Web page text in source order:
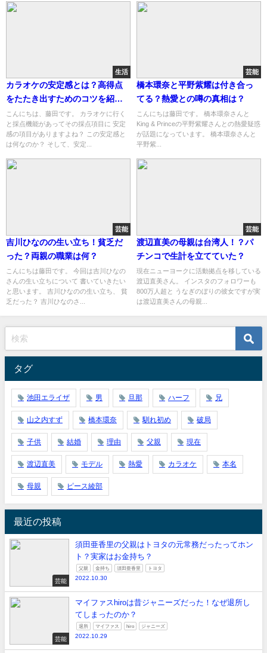
生活
カラオケの安定感とは？高得点
をたたき出すためのコツを紹
介！
こんにちは、藤田です。 カラオケに行く
と採点機能があってその採点項目に 安定
感の項目がありますよね？ この安定感と
は何なのか？ そして、安定...
芸能
橋本環奈と平野紫耀は付き合っ
てる？熱愛との噂の真相は？
こんにちは藤田です。 橋本環奈さんと
King & Princeの平野紫耀さんとの熱愛疑惑
が話題になっています。 橋本環奈さんと
平野紫...
芸能
吉川ひなのの生い立ち！貧乏だ
った？両親の職業は何？
こんにちは藤田です。 今回は吉川ひなの
さんの生い立ちについて 書いていきたい
と思います。 吉川ひなのの生い立ち、 貧
乏だった？ 吉川ひなのさ...
芸能
渡辺直美の母親は台湾人！？パ
チンコで生計を立てていた？
現在ニューヨークに活動拠点を移している
渡辺直美さん。 インスタのフォロワーも
800万人超と うなぎのぼりの彼女ですが実
は渡辺直美さんの母親...
タグ
池田エライザ 男 旦那 ハーフ 兄
山之内すず 橋本環奈 馴れ初め 破局
子供 結婚 理由 父親 現在
渡辺直美 モデル 熱愛 カラオケ 本名
母親 ピース綾部
最近の投稿
芸能
須田亜香里の父親はトヨタの元常務だったってホン
ト？実家はお金持ち？
父親 金持ち 須田亜香里 トヨタ
2022.10.30
芸能
マイファスhiroは昔ジャニーズだった！なぜ退所し
てしまったのか？
退所 マイファス hiro ジャニーズ
2022.10.29